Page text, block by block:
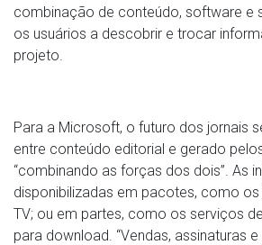
combinação de conteúdo, software e
os usuários a descobrir e trocar
projeto.
Para a Microsoft, o futuro dos jornais
entre conteúdo editorial e gerado
“combinando as forças dos dois”. As
disponibilizadas em pacotes, como os
TV; ou em partes, como os serviços
para download. “Vendas, assinaturas